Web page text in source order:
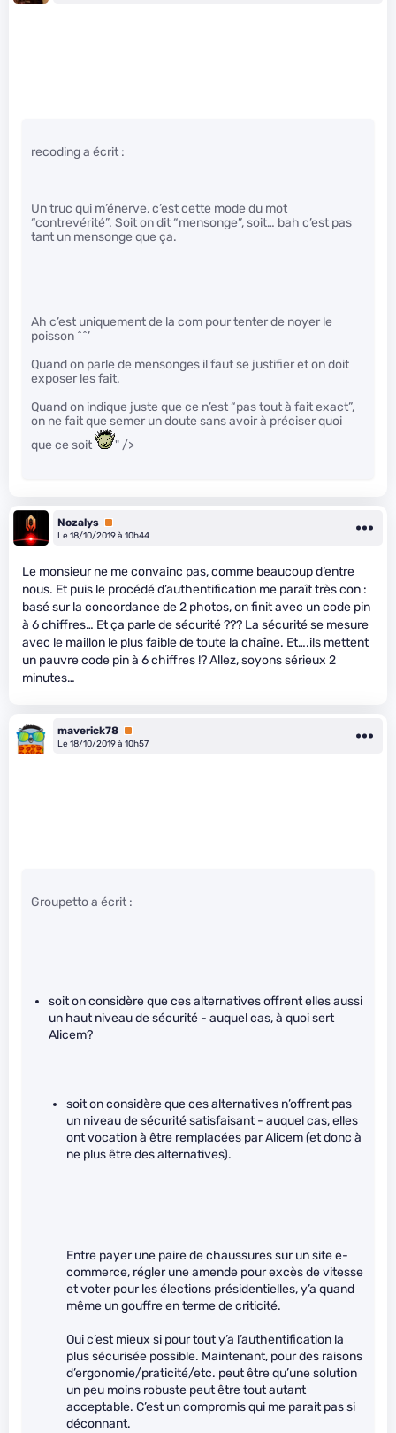
recoding a écrit :
Un truc qui m’énerve, c’est cette mode du mot
“contrevérité”. Soit on dit “mensonge”, soit… bah c’est pas
tant un mensonge que ça.
Ah c’est uniquement de la com pour tenter de noyer le
poisson ^^’
Quand on parle de mensonges il faut se justifier et on doit
exposer les fait.
Quand on indique juste que ce n’est “pas tout à fait exact”,
on ne fait que semer un doute sans avoir à préciser quoi
que ce soit
" />
Nozalys Premium
Le 18/10/2019 à 10h44
Le monsieur ne me convainc pas, comme beaucoup d’entre
nous. Et puis le procédé d’authentification me paraît très con :
basé sur la concordance de 2 photos, on finit avec un code pin
à 6 chiffres… Et ça parle de sécurité ??? La sécurité se mesure
avec le maillon le plus faible de toute la chaîne. Et….ils mettent
un pauvre code pin à 6 chiffres !? Allez, soyons sérieux 2
minutes…
maverick78 Premium
Le 18/10/2019 à 10h57
Groupetto a écrit :
soit on considère que ces alternatives offrent elles aussi
un haut niveau de sécurité - auquel cas, à quoi sert
Alicem?
soit on considère que ces alternatives n’offrent pas
un niveau de sécurité satisfaisant - auquel cas, elles
ont vocation à être remplacées par Alicem (et donc à
ne plus être des alternatives).
Entre payer une paire de chaussures sur un site e-
commerce, régler une amende pour excès de vitesse
et voter pour les élections présidentielles, y’a quand
même un gouffre en terme de criticité.
Oui c’est mieux si pour tout y’a l’authentification la
plus sécurisée possible. Maintenant, pour des raisons
d’ergonomie/praticité/etc. peut être qu’une solution
un peu moins robuste peut être tout autant
acceptable. C’est un compromis qui me parait pas si
déconnant.